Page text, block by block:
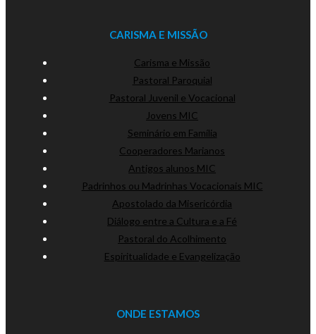
CARISMA E MISSÃO
Carisma e Missão
Pastoral Paroquial
Pastoral Juvenil e Vocacional
Jovens MIC
Seminário em Família
Cooperadores Marianos
Antigos alunos MIC
Padrinhos ou Madrinhas Vocacionais MIC
Apostolado da Misericórdia
Diálogo entre a Cultura e a Fé
Pastoral do Acolhimento
Espiritualidade e Evangelização
ONDE ESTAMOS